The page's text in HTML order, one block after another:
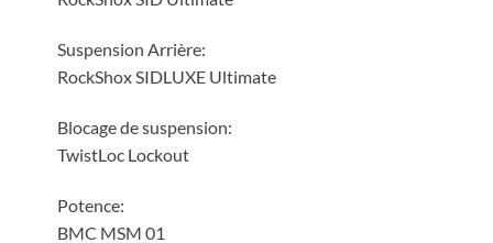
Suspension Arrière:
RockShox SIDLUXE Ultimate
Blocage de suspension:
TwistLoc Lockout
Potence:
BMC MSM 01